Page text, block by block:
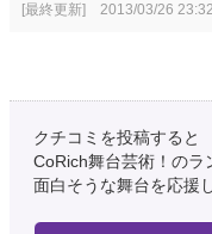
[最終更新] 2013/03/26
クチコミを投稿すると
CoRich舞台芸術！のラ
面白そうな舞台を応援